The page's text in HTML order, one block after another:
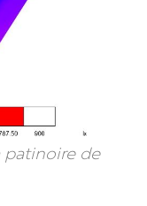
patinoire de